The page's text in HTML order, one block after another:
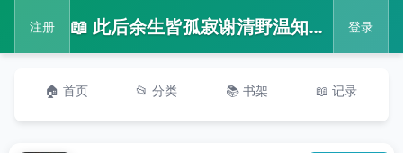
注册 📖 此后余生皆孤寂谢清野温知夏全文免费阅读无弹窗大结局 登录
🏠 首页 📂 分类 📚 书架 📖 记录